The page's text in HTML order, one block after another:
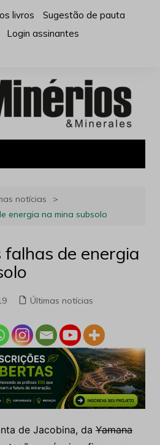
livros
Sugestão de pauta
Login assinantes
notícias
energia na mina subsolo
falhas de energia
Últimas notícias
de Jacobina, da Yamana